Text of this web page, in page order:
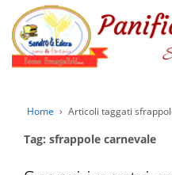
Home › Articoli taggati
Tag: sfrappole carnevale